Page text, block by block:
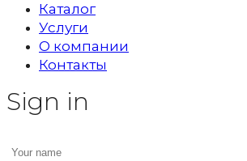
Каталог
Услуги
О компании
Контакты
Sign in